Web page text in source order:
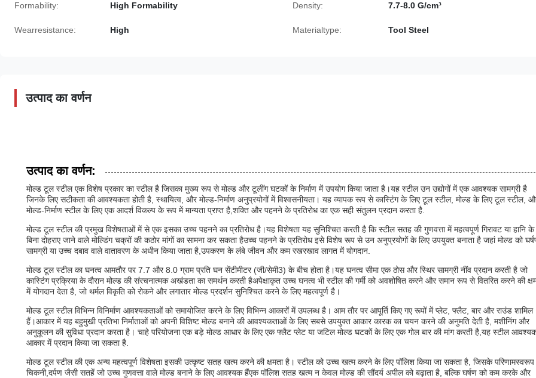
Formability: High Formability Density: 7.7-8.0 G/cm³
Wearresistance: High Materialtype: Tool Steel
उत्पाद का वर्णन
उत्पाद का वर्णन:
मोल्ड टूल स्टील एक विशेष प्रकार का स्टील है जिसका मुख्य रूप से मोल्ड और टूलींग घटकों के निर्माण में उपयोग किया जाता है।यह स्टील उन उद्योगों में एक आवश्यक सामग्री है
जिनके लिए सटीकता की आवश्यकता होती है, स्थायित्व, और मोल्ड-निर्माण अनुप्रयोगों में विश्वसनीयता। यह व्यापक रूप से कास्टिंग के लिए टूल स्टील, मोल्ड के लिए टूल स्टील,
मोल्ड-निर्माण स्टील के लिए एक आदर्श विकल्प के रूप में मान्यता प्राप्त है,शक्ति और पहनने के प्रतिरोध का एक सही संतुलन प्रदान करता है.
मोल्ड टूल स्टील की प्रमुख विशेषताओं में से एक इसका उच्च पहनने का प्रतिरोध है।यह विशेषता यह सुनिश्चित करती है कि स्टील सतह की गुणवत्ता में महत्वपूर्ण गिरावट या हानि के
बिना दोहराए जाने वाले मोल्डिंग चक्रों की कठोर मांगों का सामना कर सकता हैउच्च पहनने के प्रतिरोध इसे विशेष रूप से उन अनुप्रयोगों के लिए उपयुक्त बनाता है जहां मोल्ड को
सामग्री या उच्च दबाव वाले वातावरण के अधीन किया जाता है,उपकरण के लंबे जीवन और कम रखरखाव लागत में योगदान.
मोल्ड टूल स्टील का घनत्व आमतौर पर 7.7 और 8.0 ग्राम प्रति घन सेंटीमीटर (जी/सेमी3) के बीच होता है।यह घनत्व सीमा एक ठोस और स्थिर सामग्री नींव प्रदान करती है जो
कास्टिंग प्रक्रिया के दौरान मोल्ड की संरचनात्मक अखंडता का समर्थन करती हैअपेक्षाकृत उच्च घनत्व भी स्टील की गर्मी को अवशोषित करने और समान रूप से वितरित करने की
में योगदान देता है, जो थर्मल विकृति को रोकने और लगातार मोल्ड प्रदर्शन सुनिश्चित करने के लिए महत्वपूर्ण है।
मोल्ड टूल स्टील विभिन्न विनिर्माण आवश्यकताओं को समायोजित करने के लिए विभिन्न आकारों में उपलब्ध है। आम तौर पर आपूर्ति किए गए रूपों में प्लेट, फ्लैट, बार और राउंड शामिल
हैं।आकार में यह बहुमुखी प्रतिभा निर्माताओं को अपनी विशिष्ट मोल्ड बनाने की आवश्यकताओं के लिए सबसे उपयुक्त आकार कारक का चयन करने की अनुमति देती है, मशीनिंग और
अनुकूलन की सुविधा प्रदान करता है। चाहे परियोजना एक बड़े मोल्ड आधार के लिए एक फ्लैट प्लेट या जटिल मोल्ड घटकों के लिए एक गोल बार की मांग करती है,यह स्टील
आकार में प्रदान किया जा सकता है.
मोल्ड टूल स्टील की एक अन्य महत्वपूर्ण विशेषता इसकी उत्कृष्ट सतह खत्म करने की क्षमता है। स्टील को उच्च खत्म करने के लिए पॉलिश किया जा सकता है, जिसके परिणामस्वरूप
चिकनी,दर्पण जैसी सतहें जो उच्च गुणवत्ता वाले मोल्ड बनाने के लिए आवश्यक हैंएक पॉलिश सतह खत्म न केवल मोल्ड की सौंदर्य अपील को बढ़ाता है, बल्कि घर्षण को कम करके और